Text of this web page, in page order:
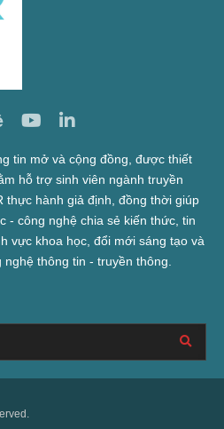
tin mở và cộng đồng, được thiết
hỗ trợ sinh viên ngành truyền
thực hành giả định, đồng thời giúp
- công nghệ chia sẻ kiến thức, tin
vực khoa học, đổi mới sáng tạo và
thông tin - truyền thông.